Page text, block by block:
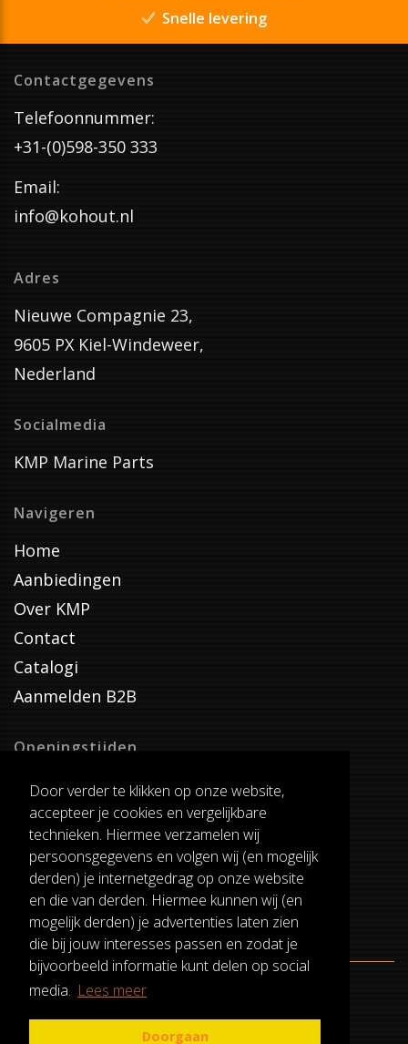
Door verder te klikken op onze website,
accepteer je cookies en vergelijkbare
technieken. Hiermee verzamelen wij
persoonsgegevens en volgen wij (en mogelijk
derden) je internetgedrag op onze website
en die van derden. Hiermee kunnen wij (en
mogelijk derden) je advertenties laten zien
die bij jouw interesses passen en zodat je
bijvoorbeeld informatie kunt delen op social
media. Lees meer
Doorgaan
Snelle levering
Contactgegevens
Telefoonnummer:
+31-(0)598-350 333
Email:
info@kohout.nl
Adres
Nieuwe Compagnie 23,
9605 PX Kiel-Windeweer,
Nederland
Socialmedia
KMP Marine Parts
Navigeren
Home
Aanbiedingen
Over KMP
Contact
Catalogi
Aanmelden B2B
Openingstijden
Dinsdag T/M Zaterdag
van 8:00-17:00
Verzenddagen
Dinsdag T/M Vrijdag
Pauze
12:30-13:00
RUILEN EN RETOURNEREN